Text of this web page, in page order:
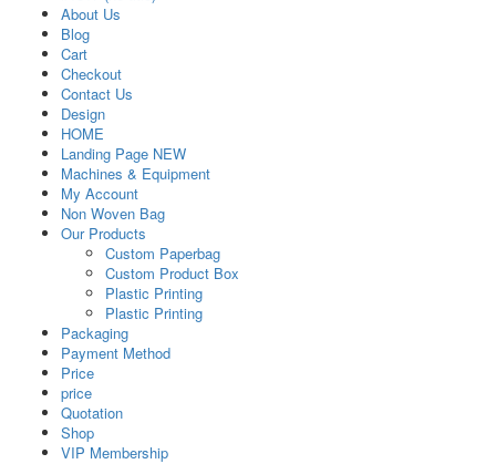
About Us
Blog
Cart
Checkout
Contact Us
Design
HOME
Landing Page NEW
Machines & Equipment
My Account
Non Woven Bag
Our Products
Custom Paperbag
Custom Product Box
Plastic Printing
Plastic Printing
Packaging
Payment Method
Price
price
Quotation
Shop
VIP Membership